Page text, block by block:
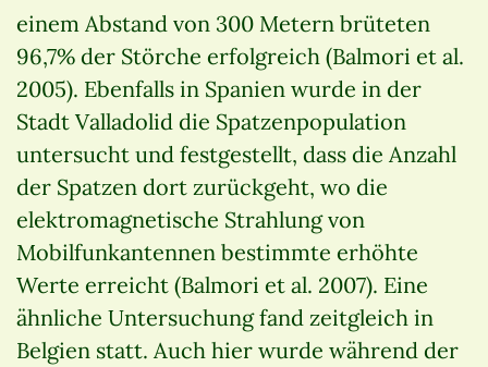
einem Abstand von 300 Metern brüteten
96,7% der Störche erfolgreich (Balmori et al.
2005). Ebenfalls in Spanien wurde in der
Stadt Valladolid die Spatzenpopulation
untersucht und festgestellt, dass die Anzahl
der Spatzen dort zurückgeht, wo die
elektromagnetische Strahlung von
Mobilfunkantennen bestimmte erhöhte
Werte erreicht (Balmori et al. 2007). Eine
ähnliche Untersuchung fand zeitgleich in
Belgien statt. Auch hier wurde während der